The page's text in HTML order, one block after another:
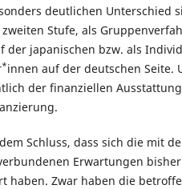
deutlichen Unterschied
Stufe, als
der japanischen bzw. als
*innen auf der deutschen Seite.
der finanziellen
Schluss, dass sich die mit
Erwartungen
haben. Zwar haben die